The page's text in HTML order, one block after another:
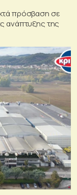
πρόσβαση σε
ανάπτυξης της